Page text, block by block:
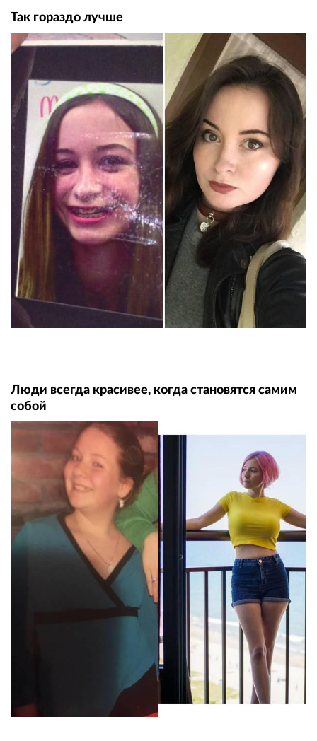
Так гораздо лучше
Люди всегда красивее, когда становятся самим
собой